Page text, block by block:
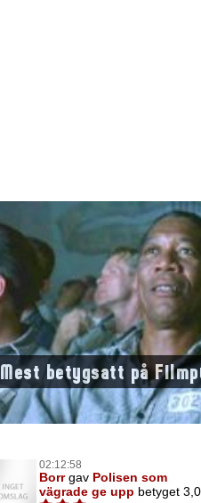
Mest betygsatt på
02:12:58
Borrgav Polisen som
vägrade ge upp betyget 3,0